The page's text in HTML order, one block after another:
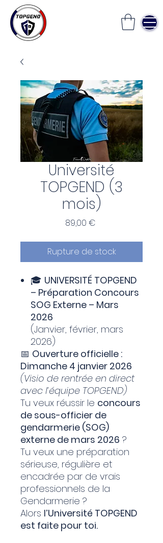
Université
TOPGEND (3
mois)
89,00 €Prix
Rupture de stock
🎓 UNIVERSITÉ TOPGEND
– Préparation Concours
SOG Externe – Mars
2026
(Janvier, février, mars
2026)
📅 Ouverture officielle :
Dimanche 4 janvier 2026
(Visio de rentrée en direct
avec l’équipe TOPGEND)
Tu veux réussir le concours
de sous-officier de
gendarmerie (SOG)
externe de mars 2026 ?
Tu veux une préparation
sérieuse, régulière et
encadrée par de vrais
professionnels de la
Gendarmerie ?
Alors l’Université TOPGEND
est faite pour toi.